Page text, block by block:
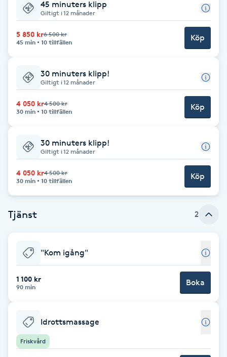
Babylights
Balayage
Bambumassage
Barber
Barnklippning
BIAB
Bottenfärg
Brynplockning
Bröllopsuppsättning
45 minuters klipp
Giltigt i 12 månader
5 850 kr6 500 kr
45 min
10 tillfällen Köp
30 minuters klipp!
Giltigt i 12 månader
4 050 kr4 500 kr
30 min
10 tillfällen Köp
30 minuters klipp!
Giltigt i 12 månader
4 050 kr4 500 kr
30 min
10 tillfällen Köp
Tjänst 2
"Kom igång"
1 100 kr
90 min Boka
Idrottsmassage
Friskvård